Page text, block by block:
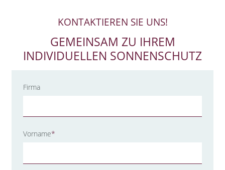
KONTAKTIEREN SIE UNS!
GEMEINSAM ZU IHREM
INDIVIDUELLEN SONNENSCHUTZ
Firma
Pflichtfeld
Vorname*